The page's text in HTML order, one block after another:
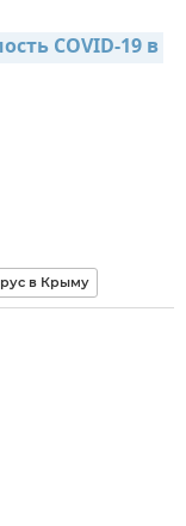
COVID-19 в
в Крыму